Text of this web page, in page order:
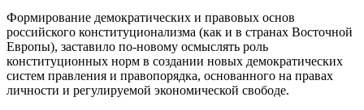
Формирование демократических и правовых основ
российского конституционализма (как и в странах Восточной
Европы), заставило по-новому осмыслять роль
конституционных норм в создании новых демократических
систем правления и правопорядка, основанного на правах
личности и регулируемой экономической свободе.